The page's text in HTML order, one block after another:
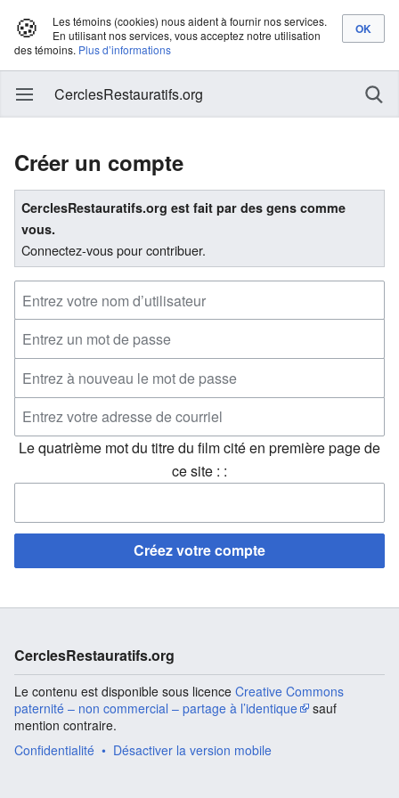
🍪
Les témoins (cookies) nous aident à fournir nos services.
En utilisant nos services, vous acceptez notre utilisation
des témoins. Plus d’informations
CerclesRestauratifs.org
Créer un compte
CerclesRestauratifs.org est fait par des gens comme
vous.
Connectez-vous pour contribuer.
Le quatrième mot du titre du film cité en première page de
ce site : :
Créez votre compte
CerclesRestauratifs.org
Le contenu est disponible sous licence Creative Commons
paternité – non commercial – partage à l’identique
sauf
mention contraire.
Confidentialité
Désactiver la version mobile